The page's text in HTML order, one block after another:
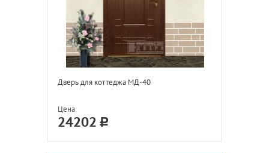
Дверь для коттеджа МД-40
Цена
24202